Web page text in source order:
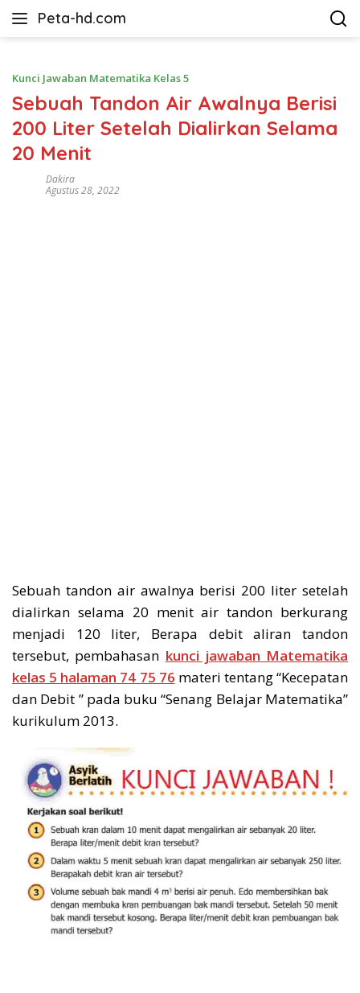
Peta-hd.com
Kumpulan
HD
Kunci Jawaban Matematika Kelas 5
Sebuah Tandon Air Awalnya Berisi
200 Liter Setelah Dialirkan Selama
20 Menit
Dakira
Agustus 28, 2022
Sebuah tandon air awalnya berisi 200 liter setelah
dialirkan selama 20 menit air tandon berkurang
menjadi 120 liter, Berapa debit aliran tandon
tersebut, pembahasan kunci jawaban Matematika
kelas 5 halaman 74 75 76 materi tentang “Kecepatan
dan Debit ” pada buku “Senang Belajar Matematika”
kurikulum 2013.